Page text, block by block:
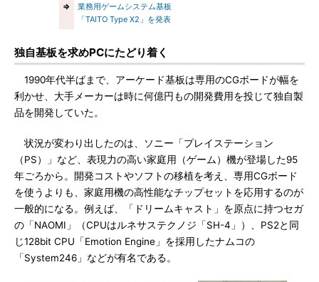
⇒
業務用ゲームシステム基板
「TAITO Type X2」を発表
独自基板を求めPCにたどり着く
1990年代半ばまで、アーケード基板は専用のCGボードが幅を
利かせ、大手メーカーは時に何億円もの開発費用を投じて独自製
品を開発していた。
状況が変わり出したのは、ソニー「プレイステーション
（PS）」など、表現力の高い家庭用（ゲーム）機が登場した95
年ごろから。開発コストやソフトの移植を考え、専用CGボード
を使うよりも、家庭用機の高性能なチップセットを応用するのが
一般的になる。例えば、「ドリームキャスト」を原点に持つセガ
の「NAOMI」（CPUはルネサステクノジ「SH-4」）、PS2と同
じ128bit CPU「Emotion Engine」を採用したナムコの
「System246」などが有名である。